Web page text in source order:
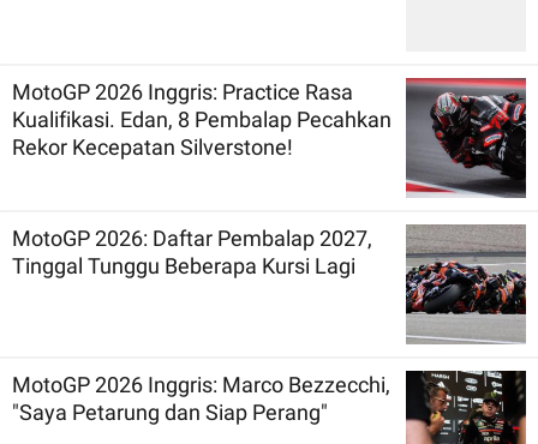
MotoGP 2026 Inggris: Practice Rasa
Kualifikasi. Edan, 8 Pembalap Pecahkan
Rekor Kecepatan Silverstone!
MotoGP 2026: Daftar Pembalap 2027,
Tinggal Tunggu Beberapa Kursi Lagi
MotoGP 2026 Inggris: Marco Bezzecchi,
"Saya Petarung dan Siap Perang"